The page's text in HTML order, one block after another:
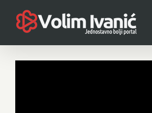
content